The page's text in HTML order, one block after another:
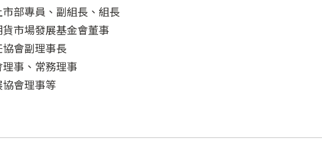
部專員、副組長、組長
市場發展基金會董事
會副理事長
事、常務理事
會理事等